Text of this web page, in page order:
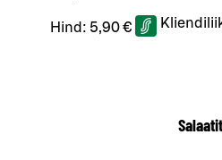
Hind: 5,90 €
Salaatit